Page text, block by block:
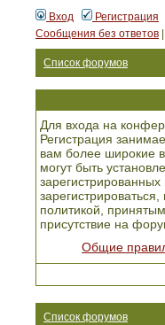
Вход
Регистрация
Сообщения без ответов
Список форумов
Для входа на
Регистрация
вам более широкие
могут быть
политикой,
присутствие на
Общие
Список форумов